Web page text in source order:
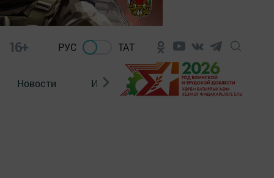
16+ РУС ТАТ
Новости Из зала суда